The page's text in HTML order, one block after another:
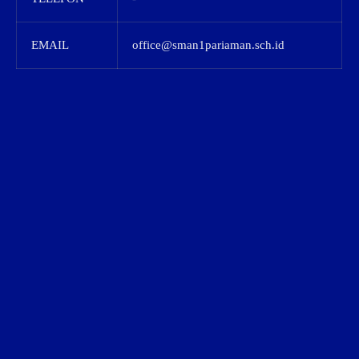
EMAIL office@sman1pariaman.sch.id